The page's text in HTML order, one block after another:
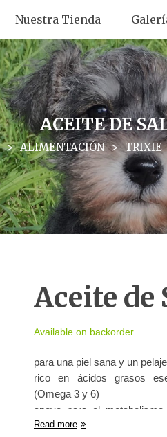
Nuestra Tienda
ACEITE DE
> ALIMENTACIÓN > TRIXIE
Aceite de
Available on backorder
para una piel sana y un
rico en ácidos grasos
(Omega 3 y 6)
apoyo para el
refuerzo de la composición
Read more